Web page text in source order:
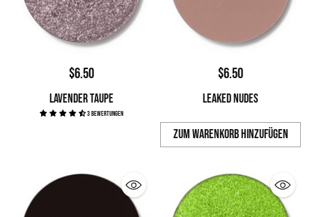
$6.50
LAVENDER TAUPE
3 Bewertungen
$6.50
LEAKED NUDES
Zum Warenkorb hinzufügen
Anzahl